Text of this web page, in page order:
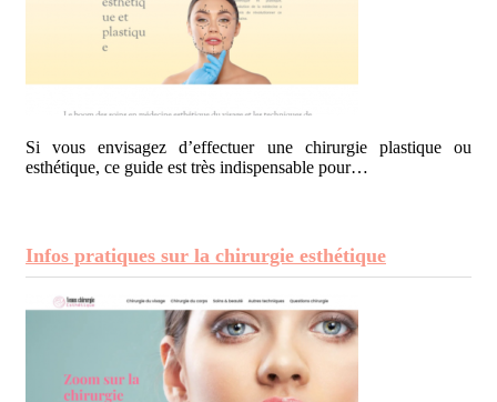
Si vous envisagez d’effectuer une chirurgie plastique ou
esthétique, ce guide est très indispensable pour…
Infos pratiques sur la chirurgie esthétique